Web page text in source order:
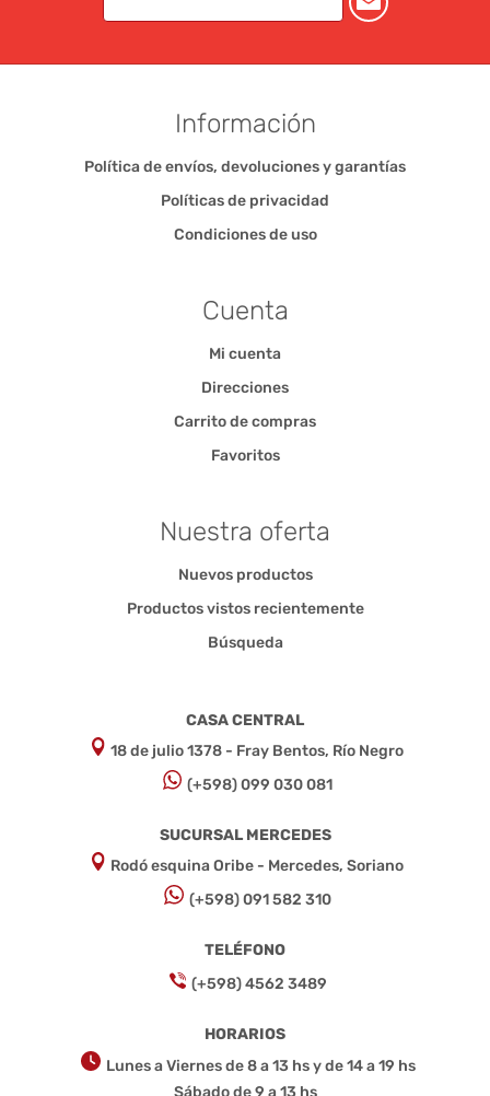
Información
Política de envíos, devoluciones y garantías
Políticas de privacidad
Condiciones de uso
Cuenta
Mi cuenta
Direcciones
Carrito de compras
Favoritos
Nuestra oferta
Nuevos productos
Productos vistos recientemente
Búsqueda
CASA CENTRAL
18 de julio 1378 - Fray Bentos, Río Negro
(+598) 099 030 081
SUCURSAL MERCEDES
Rodó esquina Oribe - Mercedes, Soriano
(+598) 091 582 310
TELÉFONO
(+598) 4562 3489
HORARIOS
Lunes a Viernes de 8 a 13 hs y de 14 a 19 hs